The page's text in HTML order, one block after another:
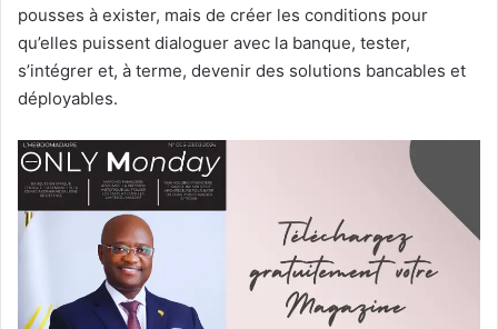
pousses à exister, mais de créer les conditions pour
qu’elles puissent dialoguer avec la banque, tester,
s’intégrer et, à terme, devenir des solutions bancables et
déployables.